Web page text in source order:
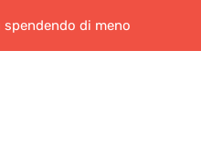
di meno